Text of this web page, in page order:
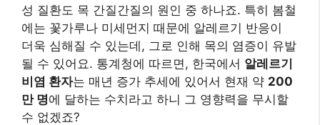
성 질환도 목 간질간질의 원인 중 하나죠. 특히 봄철
에는 꽃가루나 미세먼지 때문에 알레르기 반응이
더욱 심해질 수 있는데, 그로 인해 목의 염증이 유발
될 수 있어요. 통계청에 따르면, 한국에서 알레르기
비염 환자는 매년 증가 추세에 있어서 현재 약 200
만 명에 달하는 수치라고 하니 그 영향력을 무시할
수 없겠죠?